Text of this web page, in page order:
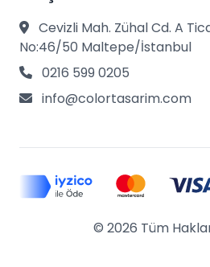
Cevizli Mah. Zühal Cd. A
No:46/50 Maltepe/İstanbul
0216 599 0205
info@colortasarim.com
© 2026 Tüm